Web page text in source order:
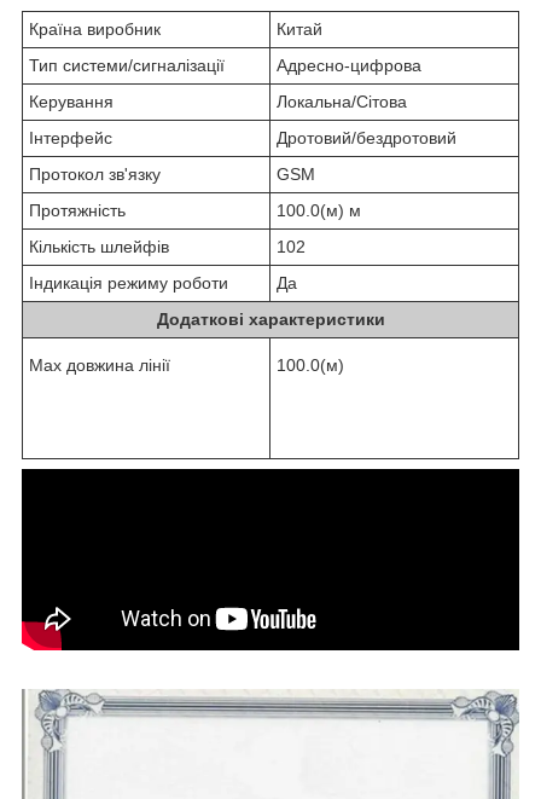
Країна виробник
Китай
Тип системи/сигналізації
Адресно-цифрова
Керування
Локальна/Сітова
Інтерфейс
Дротовий/бездротовий
Протокол зв'язку
GSM
Протяжність
100.0(м) м
Кількість шлейфів
102
Індикація режиму роботи
Да
Додаткові характеристики
Max довжина лінії 100.0(м)